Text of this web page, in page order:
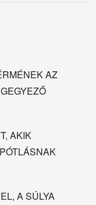
AZ
AKIK
A SÚLYA